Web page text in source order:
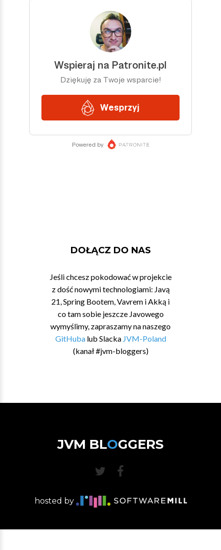
DOŁĄCZ DO NAS
Jeśli chcesz pokodować w projekcie
z dość nowymi technologiami: Javą
21, Spring Bootem, Vavrem i Akką i
co tam sobie jeszcze Javowego
wymyślimy, zapraszamy na naszego
GitHubalub Slacka JVM-Poland
(kanał #jvm-bloggers)
JVM BLOGGERS
hosted by